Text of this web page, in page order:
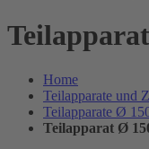
Home
Teilapparate und
Teilapparate Ø
Teilapparat Ø